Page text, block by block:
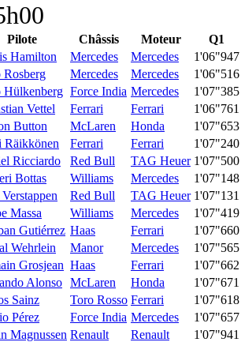
Pilote Châssis Moteur
Q1
Hamilton Mercedes Mercedes
1'06"947
Mercedes Mercedes
1'06"516
Hülkenberg Force India Mercedes
1'07"385
Vettel Ferrari Ferrari
1'06"761
Button McLaren Honda
1'07"653
Räikkönen Ferrari Ferrari
1'07"240
Ricciardo Red Bull TAG Heuer 1'07"500
Bottas Williams Mercedes
1'07"148
Red Bull TAG Heuer 1'07"131
Massa Williams Mercedes
1'07"419
Gutiérrez Haas Ferrari
1'07"660
Wehrlein Manor Mercedes
1'07"565
Grosjean Haas Ferrari
1'07"662
Alonso McLaren Honda
1'07"671
Sainz Toro Rosso Ferrari
1'07"618
Pérez Force India Mercedes
1'07"657
Magnussen Renault Renault
1'07"941